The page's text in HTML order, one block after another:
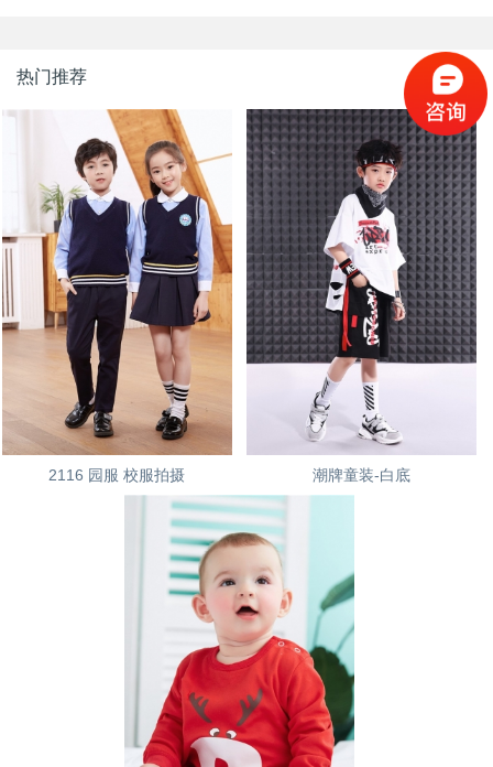
热门推荐
2116 园服 校服拍摄 潮牌童装-白底